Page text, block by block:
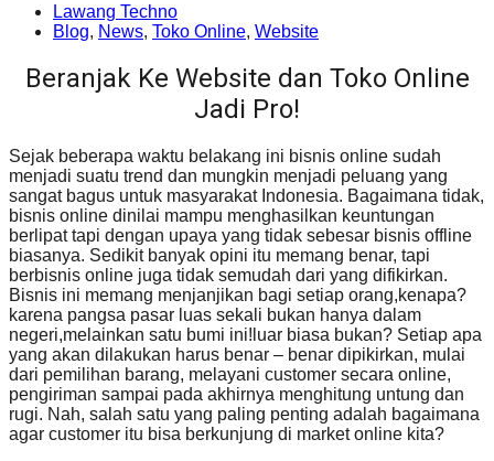
Lawang Techno
Blog, News, Toko Online, Website
Beranjak Ke Website dan Toko Online
Jadi Pro!
Sejak beberapa waktu belakang ini bisnis online sudah
menjadi suatu trend dan mungkin menjadi peluang yang
sangat bagus untuk masyarakat Indonesia. Bagaimana tidak,
bisnis online dinilai mampu menghasilkan keuntungan
berlipat tapi dengan upaya yang tidak sebesar bisnis offline
biasanya. Sedikit banyak opini itu memang benar, tapi
berbisnis online juga tidak semudah dari yang difikirkan.
Bisnis ini memang menjanjikan bagi setiap orang,kenapa?
karena pangsa pasar luas sekali bukan hanya dalam
negeri,melainkan satu bumi ini!luar biasa bukan? Setiap apa
yang akan dilakukan harus benar – benar dipikirkan, mulai
dari pemilihan barang, melayani customer secara online,
pengiriman sampai pada akhirnya menghitung untung dan
rugi. Nah, salah satu yang paling penting adalah bagaimana
agar customer itu bisa berkunjung di market online kita?